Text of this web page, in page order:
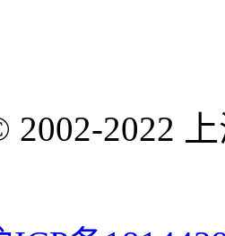
2002-2022